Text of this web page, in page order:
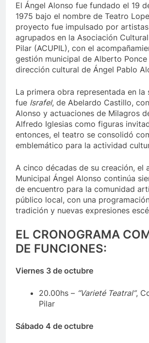
El Ángel Alonso fue fundado el 19
1975 bajo el nombre de Teatro
proyecto fue impulsado por
agrupados en la Asociación
Pilar (ACUPIL), con el
gestión municipal de Alberto Ponce
dirección cultural de Ángel Pablo
La primera obra representada en la
fue Israfel, de Abelardo Castillo,
Alonso y actuaciones de Milagros
Alfredo Iglesias como figuras
entonces, el teatro se consolidó
emblemático para la actividad
A cinco décadas de su creación, el
Municipal Ángel Alonso continúa
de encuentro para la comunidad
público local, con una
tradición y nuevas expresiones
EL CRONOGRAMA
DE FUNCIONES:
Viernes 3 de octubre
20.00hs – “Varieté Teatral”,
Pilar
Sábado 4 de octubre